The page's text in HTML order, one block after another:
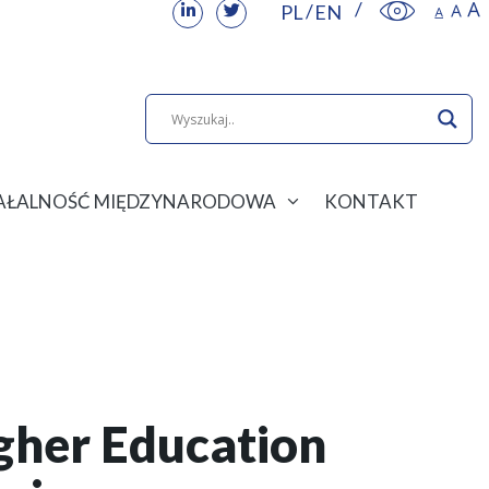
PL EN
MIĘDZYNARODOWA KONTAKT
Education